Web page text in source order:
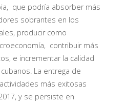
que podría absorber más
sobrantes en los
producir como
contribuir más
e incrementar la calidad
La entrega de
más exitosas
y se persiste en